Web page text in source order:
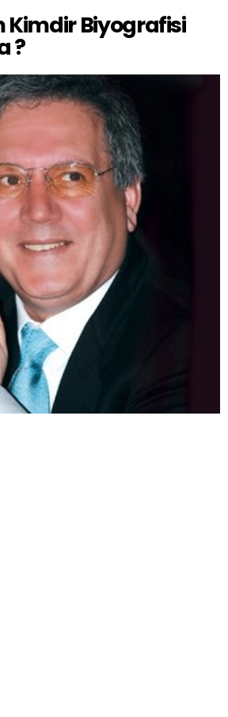
Kimdir Biyografisi
?